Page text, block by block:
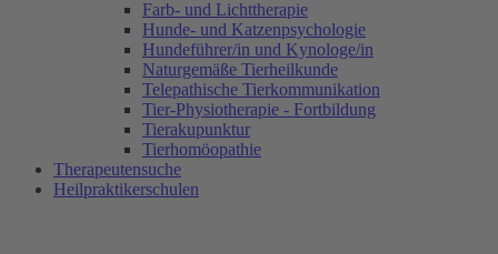
Farb- und Lichttherapie
Hunde- und Katzenpsychologie
Hundeführer/in und Kynologe/in
Naturgemäße Tierheilkunde
Telepathische Tierkommunikation
Tier-Physiotherapie - Fortbildung
Tierakupunktur
Tierhomöopathie
Therapeutensuche
Heilpraktikerschulen